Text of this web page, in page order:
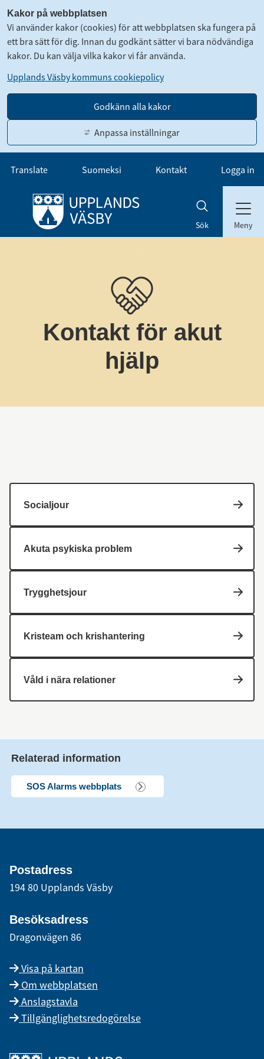
Kakor på webbplatsen
Vi använder kakor (cookies) för att webbplatsen ska fungera på
ett bra sätt för dig. Innan du godkänt sätter vi bara nödvändiga
kakor. Du kan välja vilka kakor vi får använda.
Upplands Väsby kommuns cookiepolicy
Godkänn alla kakor
Anpassa inställningar
Gå till innehåll
Translate Suomeksi Kontakt Logga in
Sök Meny
Kontakt för akut
hjälp
Socialjour
Akuta psykiska problem
Trygghetsjour
Kristeam och krishantering
Våld i nära relationer
Relaterad information
SOS Alarms webbplats
Postadress
194 80 Upplands Väsby
Besöksadress
Dragonvägen 86
Visa på kartan
Om webbplatsen
Anslagstavla
Tillgänglighetsredogörelse